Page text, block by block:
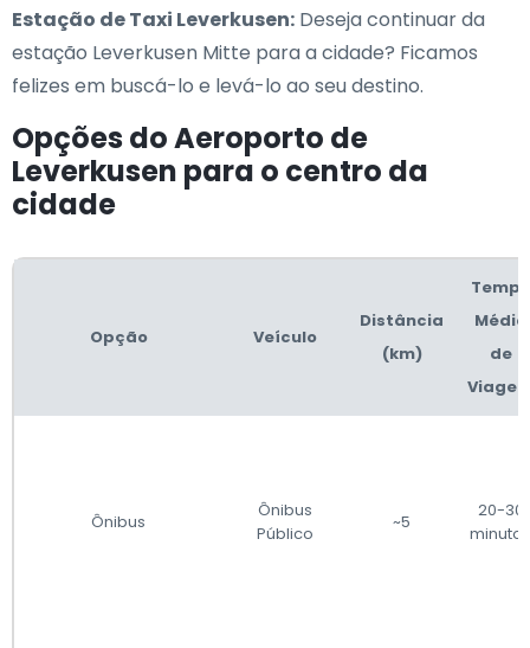
Estação de Taxi Leverkusen: Deseja continuar da
estação Leverkusen Mitte para a cidade? Ficamos
felizes em buscá-lo e levá-lo ao seu destino.
Opções do Aeroporto de
Leverkusen para o centro da
cidade
Opção Veículo
Distância
(km)
Tempo
Médio
de
Ônibus
Ônibus
Público
~5
20-30
minutos